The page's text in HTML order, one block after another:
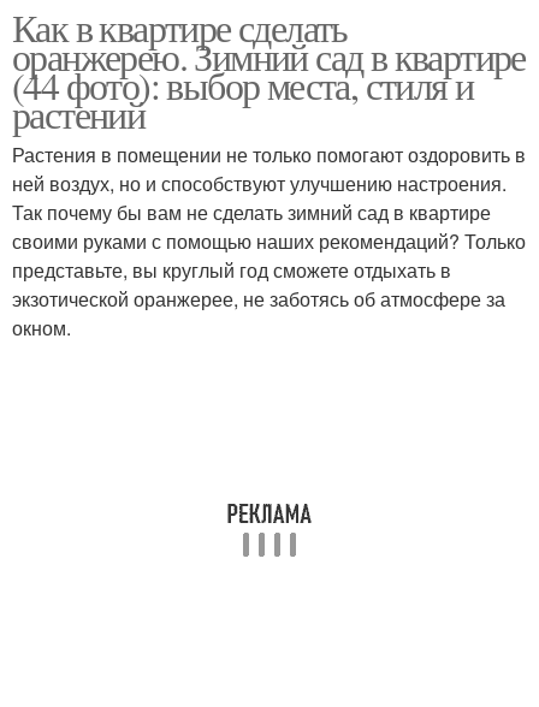
Оранжерея на даче
Оранжереи от теплиц
Как в квартире сделать
оранжерею. Зимний сад в квартире
(44 фото): выбор места, стиля и
растений
Растения в помещении не только помогают оздоровить в
ней воздух, но и способствуют улучшению настроения.
Так почему бы вам не сделать зимний сад в квартире
своими руками с помощью наших рекомендаций? Только
представьте, вы круглый год сможете отдыхать в
экзотической оранжерее, не заботясь об атмосфере за
окном.